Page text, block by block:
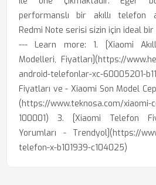
performanslı bir akıllı telefon
Redmi Note serisi sizin için ideal
--- Learn more: 1. [Xiaomi
Modelleri, Fiyatları](https://
android-telefonlar-xc-60005201-
Fiyatları ve - Xiaomi Son Model
(https://www.teknosa.com/xiaomi-
100001) 3. [Xiaomi Telefon
Yorumları - Trendyol](https://
telefon-x-b101939-c104025)